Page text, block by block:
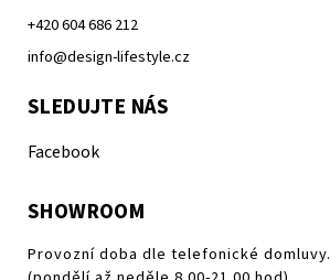
+420 604 686 212
info@design-lifestyle.cz
SLEDUJTE NÁS
Facebook
SHOWROOM
Provozní doba dle telefonické domluvy.